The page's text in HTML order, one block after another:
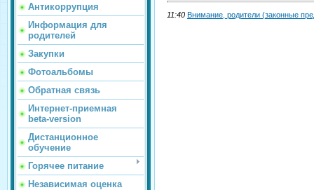
Антикоррупция
Информация для
родителей
Закупки
Фотоальбомы
Обратная связь
Интернет-приемная
beta-version
Дистанционное
обучение
Горячее питание
Независимая оценка
11:40 Внимание, родители (законные